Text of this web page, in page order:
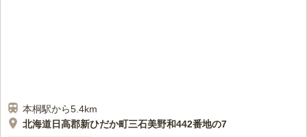
本桐駅から5.4km
北海道日高郡新ひだか町三石美野和442番地の7